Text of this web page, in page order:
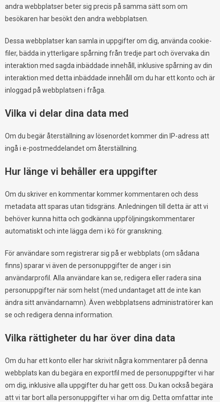
andra webbplatser beter sig precis på samma sätt som om
besökaren har besökt den andra webbplatsen.
Dessa webbplatser kan samla in uppgifter om dig, använda cookie-
filer, bädda in ytterligare spårning från tredje part och övervaka din
interaktion med sagda inbäddade innehåll, inklusive spårning av din
interaktion med detta inbäddade innehåll om du har ett konto och är
inloggad på webbplatsen i fråga.
Vilka vi delar dina data med
Om du begär återställning av lösenordet kommer din IP-adress att
ingå i e-postmeddelandet om återställning.
Hur länge vi behåller era uppgifter
Om du skriver en kommentar kommer kommentaren och dess
metadata att sparas utan tidsgräns. Anledningen till detta är att vi
behöver kunna hitta och godkänna uppföljningskommentarer
automatiskt och inte lägga dem i kö för granskning.
För användare som registrerar sig på er webbplats (om sådana
finns) sparar vi även de personuppgifter de anger i sin
användarprofil. Alla användare kan se, redigera eller radera sina
personuppgifter när som helst (med undantaget att de inte kan
ändra sitt användarnamn). Även webbplatsens administratörer kan
se och redigera denna information.
Vilka rättigheter du har över dina data
Om du har ett konto eller har skrivit några kommentarer på denna
webbplats kan du begära en exportfil med de personuppgifter vi har
om dig, inklusive alla uppgifter du har gett oss. Du kan också begära
att vi tar bort alla personuppgifter vi har om dig. Detta omfattar inte